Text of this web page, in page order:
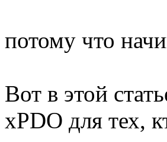
потому что
Вот в этой
xPDO для тех,